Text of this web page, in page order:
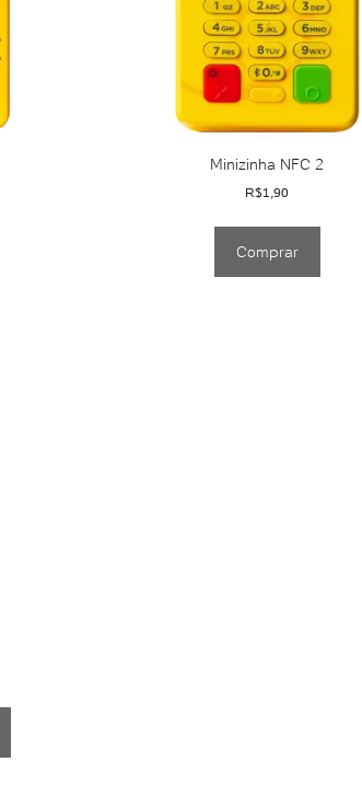
Minizinha NFC 2
R$1,90
Comprar